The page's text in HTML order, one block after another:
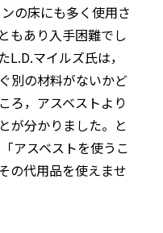
の床にも多く使用さ
もあり入手困難でし
マイルズ氏は，
別の材料がないかど
ろ，アスベストより
が分かりました。と
アスベストを使うこ
の代用品を使えませ